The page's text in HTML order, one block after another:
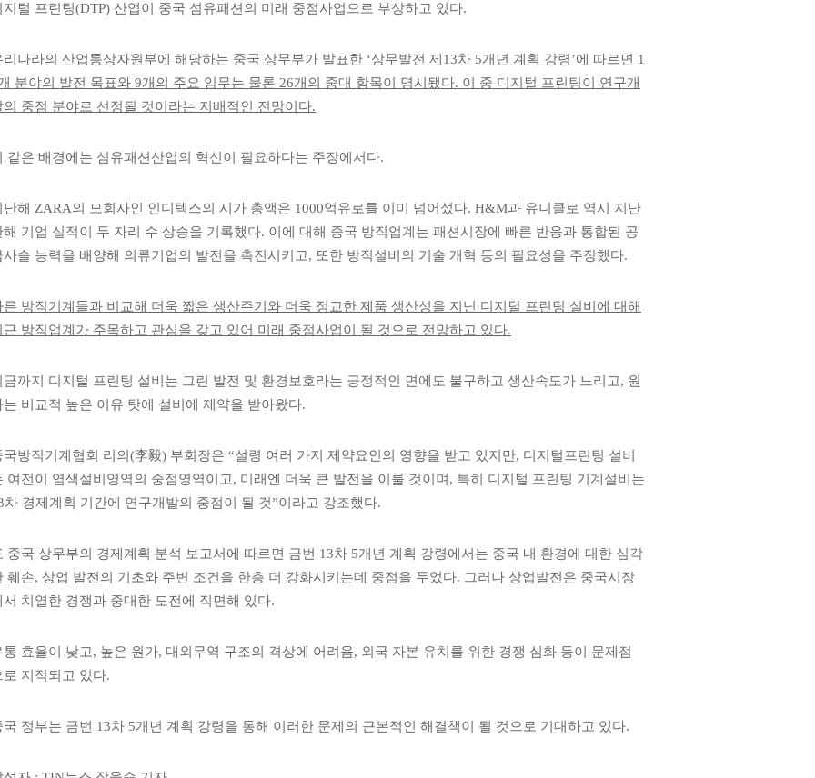
지털 프린팅(DTP) 산업이 중국 섬유패션의 미래 중점사업으로 부상하고 있다.
리나라의 산업통상자원부에 해당하는 중국 상무부가 발표한 ‘상무발전 제 13차 5개년 계획 강령’에 따르면 1
분야의 발전 목표와 9개의 주요 임무는 물론 26개의 중대 항목이 명시됐다. 이 중 디지털 프린팅이 연구개
의 중점 분야로 선정될 것이라는 지배적인 전망이다.
같은 배경에는 섬유패션산업의 혁신이 필요하다는 주장에서다.
난해 ZARA의 모회사인 인디텍스의 시가 총액은 1000억유로를 이미 넘어섰다. H&M과 유니클로 역시 지난
해 기업 실적이 두 자리 수 상승을 기록했다. 이에 대해 중국 방직업계는 패션시장에 빠른 반응과 통합된 공
사슬 능력을 배양해 의류기업의 발전을 촉진시키고, 또한 방직설비의 기술 개혁 등의 필요성을 주장했다.
른 방직기계들과 비교해 더욱 짧은 생산주기와 더욱 정교한 제품 생산성을 지닌 디지털 프린팅 설비에 대해
근 방직업계가 주목하고 관심을 갖고 있어 미래 중점사업이 될 것으로 전망하고 있다.
금까지 디지털 프린팅 설비는 그린 발전 및 환경보호라는 긍정적인 면에도 불구하고 생산속도가 느리고, 원
는 비교적 높은 이유 탓에 설비에 제약을 받아왔다.
국방직기계협회 리의 (李毅) 부회장은 “설령 여러 가지 제약요인의 영향을 받고 있지만, 디지털프린팅 설비
여전이 염색설비영역의 중점영역이고, 미래엔 더욱 큰 발전을 이룰 것이며 , 특히 디지털 프린팅 기계설비는
차 경제계획 기간에 연구개발의 중점이 될 것”이라고 강조했다.
중국 상무부의 경제계획 분석 보고서에 따르면 금번 13차 5개년 계획 강령에서는 중국 내 환경에 대한 심각
훼손, 상업 발전의 기초와 주변 조건을 한층 더 강화시키는데 중점을 두었다. 그러나 상업발전은 중국시장
서 치열한 경쟁과 중대한 도전에 직면해 있다.
통 효율이 낮고, 높은 원가, 대외무역 구조의 격상에 어려움, 외국 자본 유치를 위한 경쟁 심화 등이 문제점
로 지적되고 있다.
국 정부는 금번 13차 5개년 계획 강령을 통해 이러한 문제의 근본적인 해결책이 될 것으로 기대하고 있다.